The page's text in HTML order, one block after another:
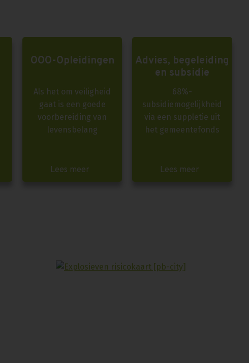
OOO-Opleidingen
Als het om veiligheid
gaat is een goede
voorbereiding van
levensbelang
Lees meer
Advies, begeleiding
en subsidie
68%-
subsidiemogelijkheid
via een suppletie uit
het gemeentefonds
Lees meer